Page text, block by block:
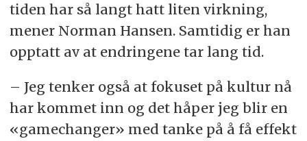
tiden har så langt hatt liten virkning,
mener Norman Hansen. Samtidig er han
opptatt av at endringene tar lang tid.
– Jeg tenker også at fokuset på kultur nå
har kommet inn og det håper jeg blir en
«gamechanger» med tanke på å få effekt